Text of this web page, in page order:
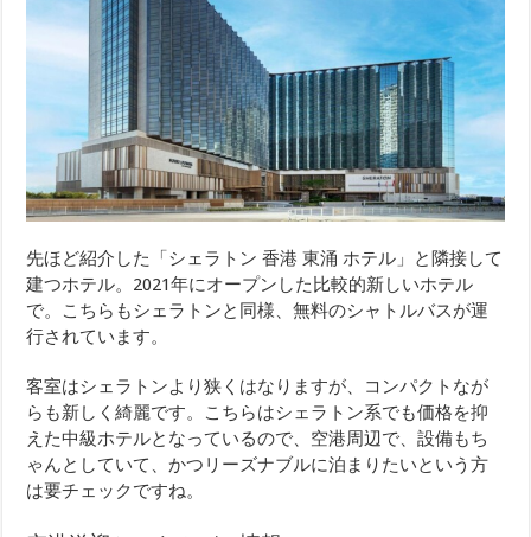
先ほど紹介した「シェラトン 香港 東涌 ホテル」と隣接して
建つホテル。2021年にオープンした比較的新しいホテル
で。こちらもシェラトンと同様、無料のシャトルバスが運
行されています。
客室はシェラトンより狭くはなりますが、コンパクトなが
らも新しく綺麗です。こちらはシェラトン系でも価格を抑
えた中級ホテルとなっているので、空港周辺で、設備もち
ゃんとしていて、かつリーズナブルに泊まりたいという方
は要チェックですね。